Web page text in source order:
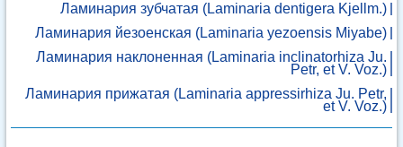
Ламинария зубчатая (Laminaria dentigera Kjellm.)
Ламинария йезоенская (Laminaria yezoensis Miyabe)
Ламинария наклоненная (Laminaria inclinatorhiza Ju.
Petr, et V. Voz.)
Ламинария прижатая (Laminaria appressirhiza Ju. Petr,
et V. Voz.)